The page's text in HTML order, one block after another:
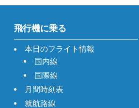
飛行機に乗る
本日のフライト情報
国内線
国際線
月間時刻表
就航路線